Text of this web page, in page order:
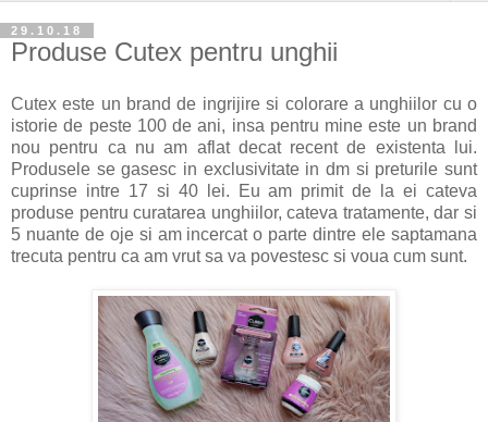
29.10.18
Produse Cutex pentru unghii
Cutex este un brand de ingrijire si colorare a unghiilor cu o
istorie de peste 100 de ani, insa pentru mine este un brand
nou pentru ca nu am aflat decat recent de existenta lui.
Produsele se gasesc in exclusivitate in dm si preturile sunt
cuprinse intre 17 si 40 lei. Eu am primit de la ei cateva
produse pentru curatarea unghiilor, cateva tratamente, dar si
5 nuante de oje si am incercat o parte dintre ele saptamana
trecuta pentru ca am vrut sa va povestesc si voua cum sunt.